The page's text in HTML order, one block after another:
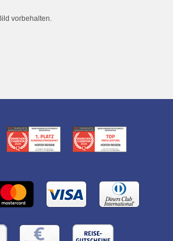
vorbehalten.